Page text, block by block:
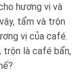
hương vị và
tẩm và trộn
vị của café.
trộn là café bẩn,